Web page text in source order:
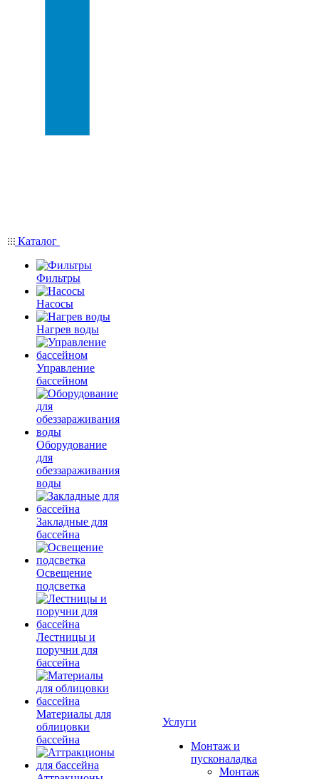
Каталог
Фильтры
Насосы
Нагрев воды
Управление
бассейном
Оборудование
для
обеззараживания
воды
Закладные для
бассейна
Освещение
подсветка
Лестницы и
поручни для
бассейна
Материалы для
облицовки
бассейна
Услуги
Монтаж и
пусконаладка
Монтаж